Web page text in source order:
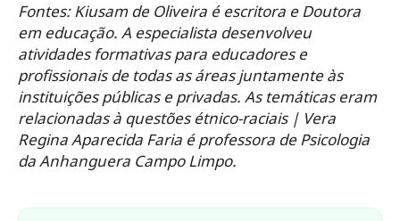
Fontes: Kiusam de Oliveira é escritora e Doutora
em educação. A especialista desenvolveu
atividades formativas para educadores e
profissionais de todas as áreas juntamente às
instituições públicas e privadas. As temáticas eram
relacionadas à questões étnico-raciais | Vera
Regina Aparecida Faria é professora de Psicologia
da Anhanguera Campo Limpo.